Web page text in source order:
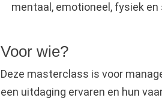
mentaal, emotioneel, fysiek en
Voor wie?
Deze masterclass is voor
een uitdaging ervaren en hun